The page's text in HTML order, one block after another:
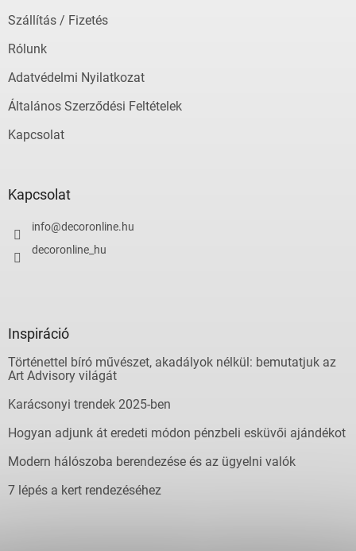
Szállítás / Fizetés
Rólunk
Adatvédelmi Nyilatkozat
Általános Szerződési Feltételek
Kapcsolat
Kapcsolat
info@decoronline.hu
decoronline_hu
Inspiráció
Történettel bíró művészet, akadályok nélkül: bemutatjuk az
Art Advisory világát
Karácsonyi trendek 2025-ben
Hogyan adjunk át eredeti módon pénzbeli esküvői ajándékot
Modern hálószoba berendezése és az ügyelni valók
7 lépés a kert rendezéséhez